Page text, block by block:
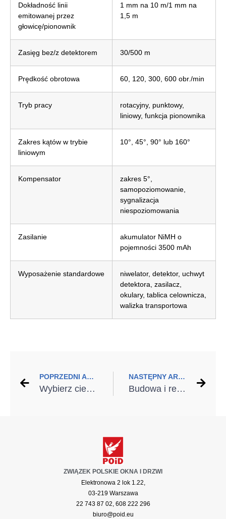
Dokładność linii
emitowanej przez
głowicę/pionownik
1 mm na 10 m/1 mm na
1,5 m
Zasięg bez/z detektorem 30/500 m
Prędkość obrotowa 60, 120, 300, 600 obr./min
Tryb pracy
rotacyjny, punktowy,
liniowy, funkcja pionownika
Zakres kątów w trybie
liniowym
10°, 45°, 90° lub 160°
Kompensator
zakres 5°,
samopoziomowanie,
sygnalizacja
niespoziomowania
Zasilanie
akumulator NiMH o
pojemności 3500 mAh
Wyposażenie standardowe
niwelator, detektor, uchwyt
detektora, zasilacz,
okulary, tablica celownicza,
walizka transportowa
POPRZEDNI ARTYKUŁ
Wybierz ciepłe drzwi zewnętrzne i oszczędzaj podwójnie
NASTĘPNY ARTYKUŁ
Budowa i remont domu – oszczędnie i w duchu eko
ZWIĄZEK POLSKIE OKNA I DRZWI
Elektronowa 2 lok 1.22,
03-219 Warszawa
22 743 87 02, 608 222 296
biuro@poid.eu